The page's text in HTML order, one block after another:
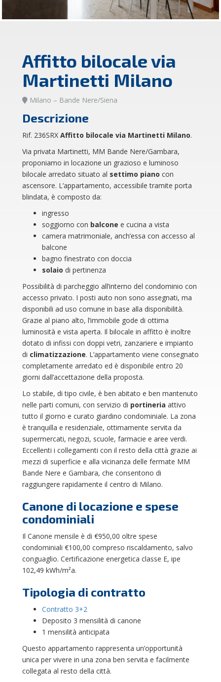
Affitto bilocale via
Martinetti Milano
Milano – Bande Nere/Siena
Descrizione
Rif. 236SRX Affitto bilocale via Martinetti Milano.
Via privata Martinetti, MM Bande Nere/Gambara,
proponiamo in locazione un grazioso e luminoso
bilocale arredato situato al settimo piano con
ascensore. L’appartamento, accessibile tramite porta
blindata, è composto da:
ingresso
soggiorno con balcone e cucina a vista
camera matrimoniale, anch’essa con accesso al
balcone
bagno finestrato con doccia
solaio di pertinenza
Possibilità di parcheggio all’interno del condominio con
accesso privato. I posti auto non sono assegnati, ma
disponibili ad uso comune in base alla disponibilità.
Grazie al piano alto, l’immobile gode di ottima
luminosità e vista aperta. Il bilocale in affitto è inoltre
dotato di infissi con doppi vetri, zanzariere e impianto
di climatizzazione. L’appartamento viene consegnato
completamente arredato ed è disponibile entro 20
giorni dall’accettazione della proposta.
Lo stabile, di tipo civile, è ben abitato e ben mantenuto
nelle parti comuni, con servizio di portineria attivo
tutto il giorno e curato giardino condominiale. La zona
è tranquilla e residenziale, ottimamente servita da
supermercati, negozi, scuole, farmacie e aree verdi.
Eccellenti i collegamenti con il resto della città grazie ai
mezzi di superficie e alla vicinanza delle fermate MM
Bande Nere e Gambara, che consentono di
raggiungere rapidamente il centro di Milano.
Canone di locazione e spese
condominiali
Il Canone mensile è di €950,00 oltre spese
condominiali €100,00 compreso riscaldamento, salvo
conguaglio. Certificazione energetica classe E, ipe
102,49 kWh/m²a.
Tipologia di contratto
Contratto 3+2
Deposito 3 mensilità di canone
1 mensilità anticipata
Questo appartamento rappresenta un’opportunità
unica per vivere in una zona ben servita e facilmente
collegata al resto della città.